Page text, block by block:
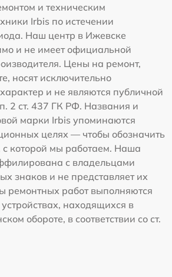
и техническим
Irbis по истечении
Наш центр в Ижевске
и не имеет официальной
Цены на ремонт,
носят исключительно
и не являются публичной
2 ст. 437 ГК РФ. Названия и
марки Irbis упоминаются
целях — чтобы обозначить
с которой мы работаем. Наша
с владельцами
знаков и не представляет их
ремонтных работ выполняются
находящихся в
обороте, в соответствии со ст.